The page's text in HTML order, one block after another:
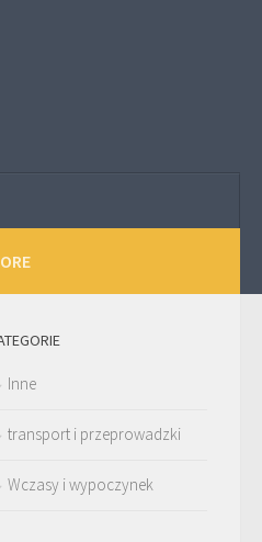
Inne
transport i przeprowadzki
Wczasy i wypoczynek